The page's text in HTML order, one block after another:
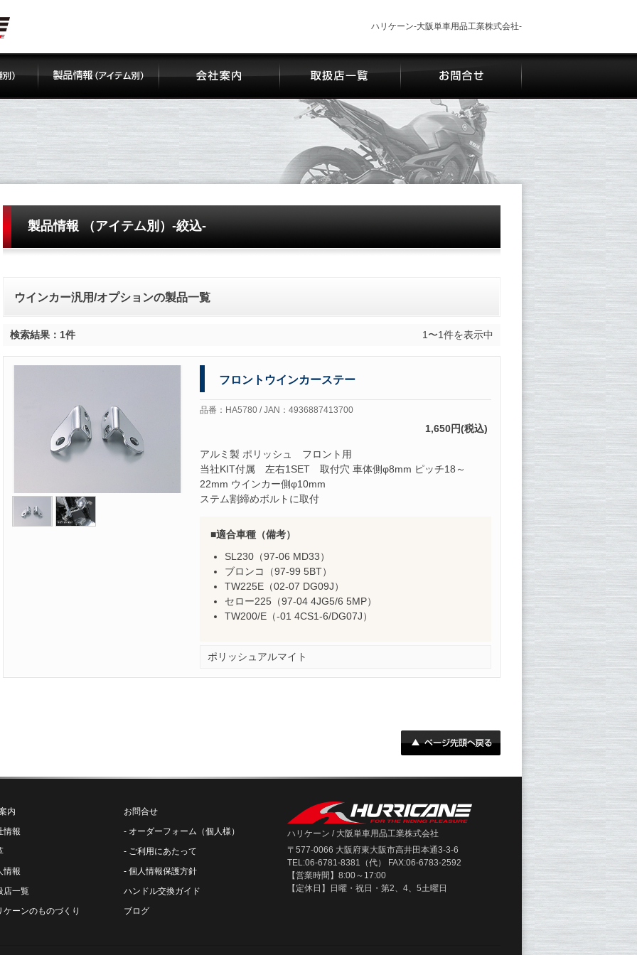
ハリケーン-大阪単車用品工業株式会社-
製品情報 （アイテム別）-絞込-
ウインカー汎用/オプションの製品一覧
検索結果：1件 1〜1件を表示中
フロントウインカーステー
品番：HA5780 / JAN：4936887413700
1,650円(税込)
アルミ製 ポリッシュ フロント用
当社KIT付属 左右1SET 取付穴 車体側φ8mm ピッチ18～
22mm ウインカー側φ10mm
ステム割締めボルトに取付
適合車種（備考）
SL230（97-06 MD33）
ブロンコ（97-99 5BT）
TW225E（02-07 DG09J）
セロー225（97-04 4JG5/6 5MP）
TW200/E（-01 4CS1-6/DG07J）
ポリッシュアルマイト
内
情報
情報
店一覧
ケーンのものづくり
お問合せ
オーダーフォーム（個人様）
ご利用にあたって
個人情報保護方針
ハンドル交換ガイド
ブログ
ハリケーン / 大阪単車用品工業株式会社
〒577-0066 大阪府東大阪市高井田本通3-3-6
TEL:06-6781-8381（代） FAX:06-6783-2592
【営業時間】8:00～17:00
【定休日】日曜・祝日・第2、4、5土曜日